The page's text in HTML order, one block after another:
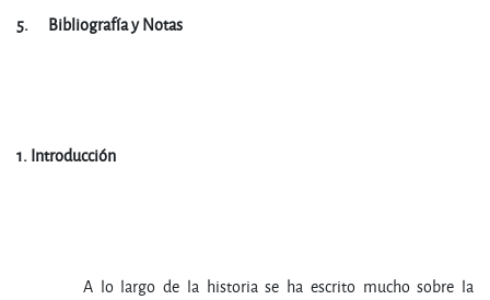
5. Bibliografía y Notas
1.Introducción
A lo largo de la historia se ha escrito mucho sobre la